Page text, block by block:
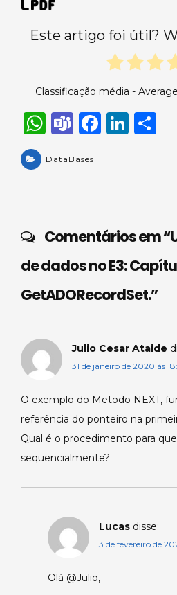
Este artigo foi útil?
Classificação média -
W
a
ts
p
p
T
a
m
F
e
o
o
k
Li
e
n
e
DataBases
Comentários em “
de dados no E3:
GetADORecordSet.”
Julio Cesar Ataide
31 de janeiro de 2020 às
O exemplo do Metodo NEXT,
referência do ponteiro na
Qual é o procedimento para
sequencialmente?
Lucas disse:
3 de fevereiro de
Olá @Julio,